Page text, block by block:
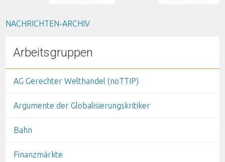
NACHRICHTEN-ARCHIV
Arbeitsgruppen
AG Gerechter Welthandel (noTTIP)
Argumente der Globalisierungskritiker
Bahn
Finanzmärkte